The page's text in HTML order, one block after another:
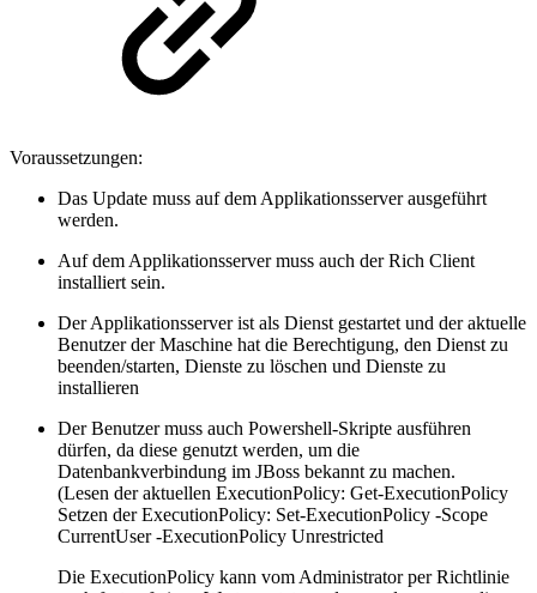
Voraussetzungen:
Das Update muss auf dem Applikationsserver ausgeführt
werden.
Auf dem Applikationsserver muss auch der Rich Client
installiert sein.
Der Applikationsserver ist als Dienst gestartet und der aktuelle
Benutzer der Maschine hat die Berechtigung, den Dienst zu
beenden/starten, Dienste zu löschen und Dienste zu
installieren
Der Benutzer muss auch Powershell-Skripte ausführen
dürfen, da diese genutzt werden, um die
Datenbankverbindung im JBoss bekannt zu machen.
(Lesen der aktuellen ExecutionPolicy: Get-ExecutionPolicy
Setzen der ExecutionPolicy: Set-ExecutionPolicy -Scope
CurrentUser -ExecutionPolicy Unrestricted
Die ExecutionPolicy kann vom Administrator per Richtlinie